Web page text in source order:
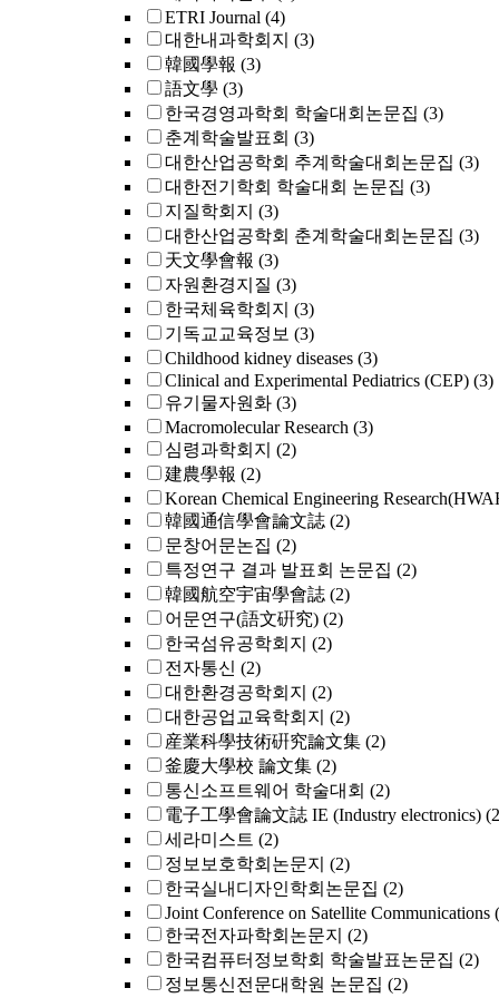
ETRI Journal (4)
대한내과학회지 (3)
韓國學報 (3)
語文學 (3)
한국경영과학회 학술대회논문집 (3)
춘계학술발표회 (3)
대한산업공학회 추계학술대회논문집 (3)
대한전기학회 학술대회 논문집 (3)
지질학회지 (3)
대한산업공학회 춘계학술대회논문집 (3)
天文學會報 (3)
자원환경지질 (3)
한국체육학회지 (3)
기독교교육정보 (3)
Childhood kidney diseases (3)
Clinical and Experimental Pediatrics (CEP) (3)
유기물자원화 (3)
Macromolecular Research (3)
심령과학회지 (2)
建農學報 (2)
Korean Chemical Engineering
韓國通信學會論文誌 (2)
문창어문논집 (2)
특정연구 결과 발표회 논문집 (2)
韓國航空宇宙學會誌 (2)
어문연구(語文硏究) (2)
한국섬유공학회지 (2)
전자통신 (2)
대한환경공학회지 (2)
대한공업교육학회지 (2)
産業科學技術硏究論文集 (2)
釜慶大學校 論文集 (2)
통신소프트웨어 학술대회 (2)
電子工學會論文誌 IE (Industry electronics)
세라미스트 (2)
정보보호학회논문지 (2)
한국실내디자인학회논문집 (2)
Joint Conference on Satellite Communications
한국전자파학회논문지 (2)
한국컴퓨터정보학회 학술발표논문집 (2)
정보통신전문대학원 논문집 (2)